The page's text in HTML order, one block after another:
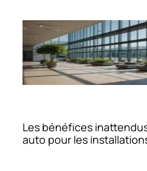
Les bénéfices
auto pour les